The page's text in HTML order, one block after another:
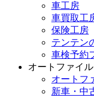
車工房
車買取工
保険工房
テンテン
車検予約
オートファイ
オートフ
新車・中